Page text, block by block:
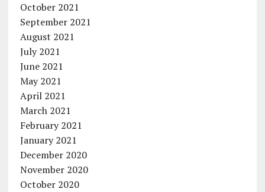
October 2021
September 2021
August 2021
July 2021
June 2021
May 2021
April 2021
March 2021
February 2021
January 2021
December 2020
November 2020
October 2020